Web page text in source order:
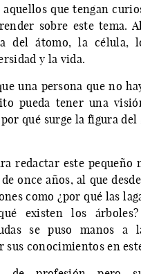
que tengan
sobre este tema.
del átomo, la célula,
y la vida.
una persona que no
pueda tener una
qué surge la figura del
redactar este pequeño
once años, al que
como ¿por qué las
existen los
se puso manos a
sus conocimientos en